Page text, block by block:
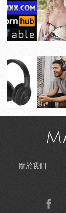
關於我們